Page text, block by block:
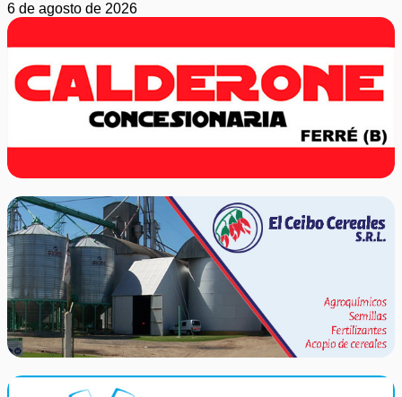
6 de agosto de 2026